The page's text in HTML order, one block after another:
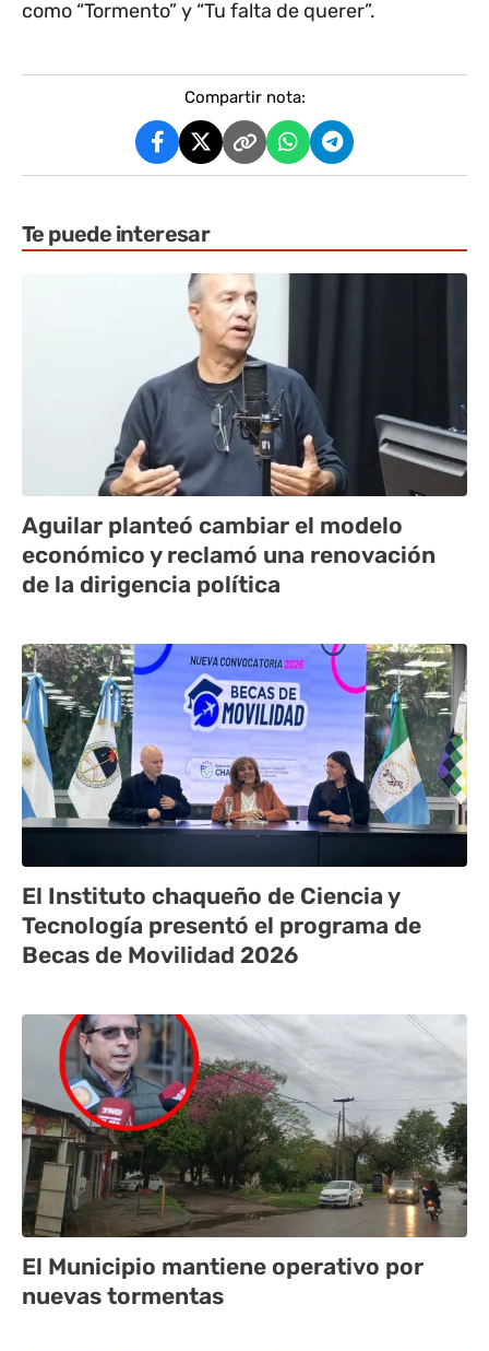
como “Tormento” y “Tu falta de querer”.
Compartir nota:
Te puede interesar
Aguilar planteó cambiar el modelo
económico y reclamó una renovación
de la dirigencia política
El Instituto chaqueño de Ciencia y
Tecnología presentó el programa de
Becas de Movilidad 2026
El Municipio mantiene operativo por
nuevas tormentas